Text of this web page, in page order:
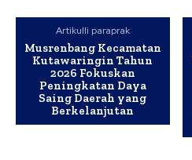
Artikulli paraprak
Musrenbang Kecamatan
Kutawaringin Tahun
2026 Fokuskan
Peningkatan Daya
Saing Daerah yang
Berkelanjutan